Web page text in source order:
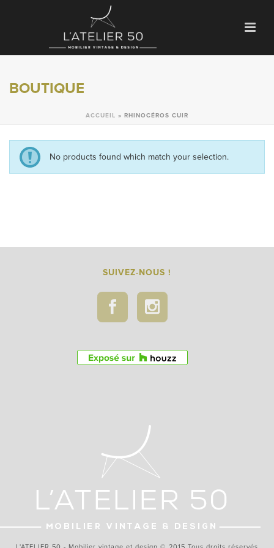
BOUTIQUE
ACCUEIL » RHINOCÉROS CUIR
No products found which match your selection.
SUIVEZ-NOUS !